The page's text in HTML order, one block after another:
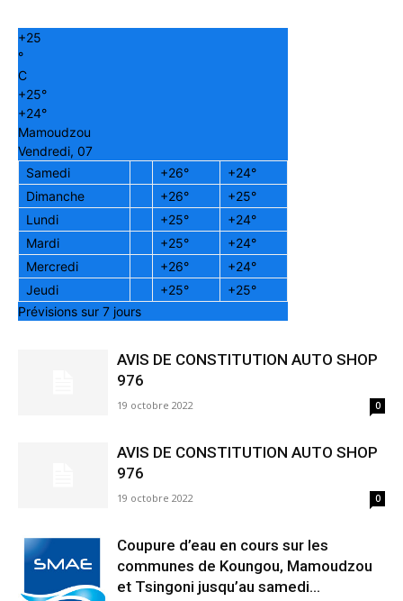
+25
°
C
+25°
+24°
Mamoudzou
Vendredi, 07
Samedi
+26° +24°
Dimanche
+26° +25°
Lundi
+25° +24°
Mardi
+25° +24°
Mercredi
+26° +24°
Jeudi
+25° +25°
Prévisions sur 7 jours
AVIS DE CONSTITUTION AUTO SHOP
976
19 octobre 2022 0
AVIS DE CONSTITUTION AUTO SHOP
976
19 octobre 2022 0
Coupure d’eau en cours sur les
communes de Koungou, Mamoudzou
et Tsingoni jusqu’au samedi...